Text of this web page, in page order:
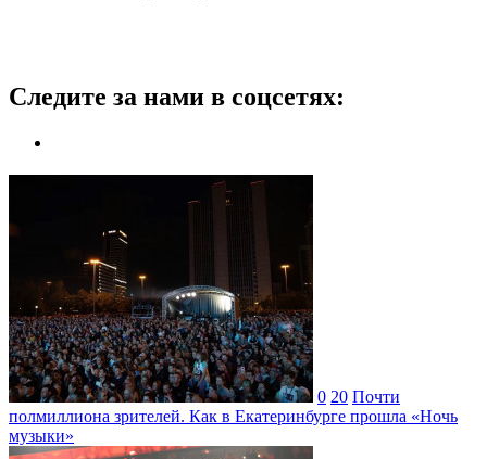
Следите за нами в соцсетях:
0 20 Почти
полмиллиона зрителей. Как в Екатеринбурге прошла «Ночь
музыки»